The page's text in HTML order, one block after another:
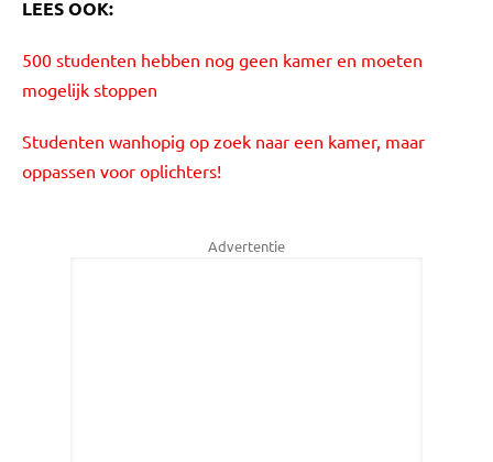
LEES OOK:
500 studenten hebben nog geen kamer en moeten
mogelijk stoppen
Studenten wanhopig op zoek naar een kamer, maar
oppassen voor oplichters!
Advertentie